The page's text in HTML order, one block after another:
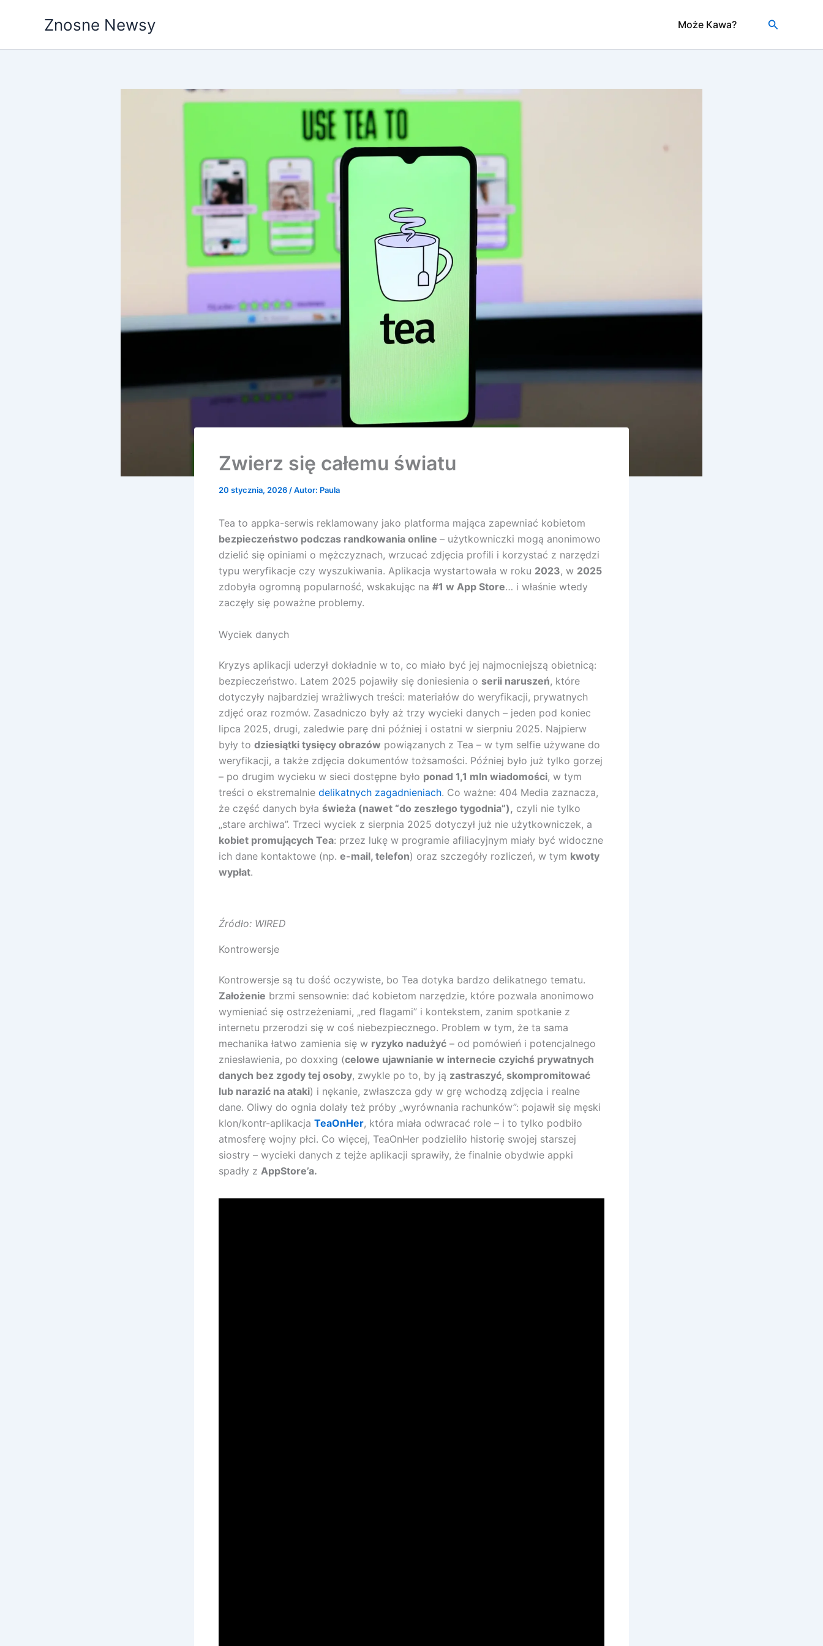
Znosne Newsy Może Kawa? Szukaj
Zwierz się całemu światu
20 stycznia, 2026/ Autor: Paula
Tea to appka-serwis reklamowany jako platforma mająca zapewniać kobietom
bezpieczeństwo podczas randkowania online – użytkowniczki mogą anonimowo
dzielić się opiniami o mężczyznach, wrzucać zdjęcia profili i korzystać z narzędzi
typu weryfikacje czy wyszukiwania. Aplikacja wystartowała w roku 2023, w 2025
zdobyła ogromną popularność, wskakując na #1 w App Store… i właśnie wtedy
zaczęły się poważne problemy.
Wyciek danych
Kryzys aplikacji uderzył dokładnie w to, co miało być jej najmocniejszą obietnicą:
bezpieczeństwo. Latem 2025 pojawiły się doniesienia o serii naruszeń, które
dotyczyły najbardziej wrażliwych treści: materiałów do weryfikacji, prywatnych
zdjęć oraz rozmów. Zasadniczo były aż trzy wycieki danych – jeden pod koniec
lipca 2025, drugi, zaledwie parę dni później i ostatni w sierpniu 2025. Najpierw
były to dziesiątki tysięcy obrazów powiązanych z Tea – w tym selfie używane do
weryfikacji, a także zdjęcia dokumentów tożsamości. Później było już tylko gorzej
– po drugim wycieku w sieci dostępne było ponad 1,1 mln wiadomości, w tym
treści o ekstremalnie delikatnych zagadnieniach. Co ważne: 404 Media zaznacza,
że część danych była świeża (nawet “do zeszłego tygodnia”), czyli nie tylko
„stare archiwa”. Trzeci wyciek z sierpnia 2025 dotyczył już nie użytkowniczek, a
kobiet promujących Tea: przez lukę w programie afiliacyjnym miały być widoczne
ich dane kontaktowe (np. e-mail, telefon) oraz szczegóły rozliczeń, w tym kwoty
wypłat.
Źródło: WIRED
Kontrowersje
Kontrowersje są tu dość oczywiste, bo Tea dotyka bardzo delikatnego tematu.
Założenie brzmi sensownie: dać kobietom narzędzie, które pozwala anonimowo
wymieniać się ostrzeżeniami, „red flagami” i kontekstem, zanim spotkanie z
internetu przerodzi się w coś niebezpiecznego. Problem w tym, że ta sama
mechanika łatwo zamienia się w ryzyko nadużyć – od pomówień i potencjalnego
zniesławienia, po doxxing (celowe ujawnianie w internecie czyichś prywatnych
danych bez zgody tej osoby, zwykle po to, by ją zastraszyć, skompromitować
lub narazić na ataki) i nękanie, zwłaszcza gdy w grę wchodzą zdjęcia i realne
dane. Oliwy do ognia dolały też próby „wyrównania rachunków”: pojawił się męski
klon/kontr-aplikacja TeaOnHer, która miała odwracać role – i to tylko podbiło
atmosferę wojny płci. Co więcej, TeaOnHer podzieliło historię swojej starszej
siostry – wycieki danych z tejże aplikacji sprawiły, że finalnie obydwie appki
spadły z AppStore’a.